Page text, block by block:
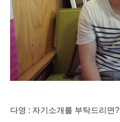
다영 : 자기소개를 부탁드리면?